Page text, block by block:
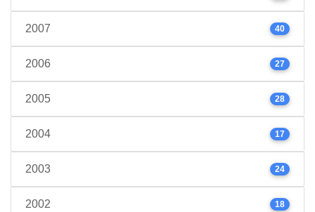
2007 40
2006 27
2005 28
2004 17
2003 24
2002 18